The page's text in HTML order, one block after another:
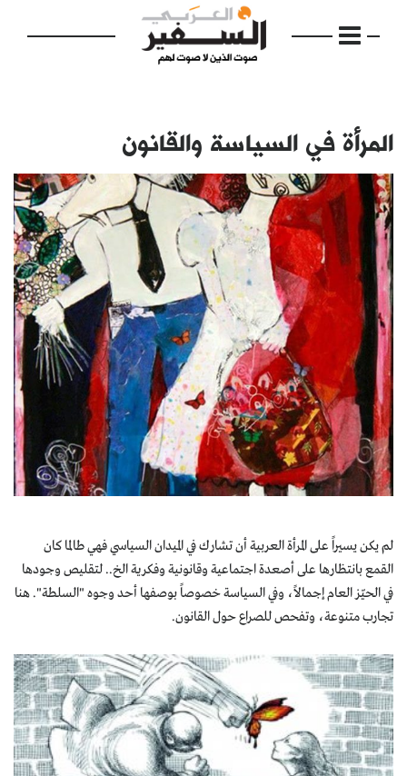
الرئيسية
مواضيع
إفتتاحية
فكرة
دفاتر
بالصورة
كتّابنا
الأرشيف
المرأة في السياسة والقانون
لم يكن يسيراً على المرأة العربية أن تشارك في الميدان السياسي فهي طالما كان
القمع بانتظارها على أصعدة اجتماعية وقانونية وفكرية الخ.. لتقليص وجودها
في الحيّز العام إجمالاً، وفي السياسة خصوصاً بوصفها أحد وجوه "السلطة". هنا
تجارب متنوعة، وتفحص للصراع حول القانون.